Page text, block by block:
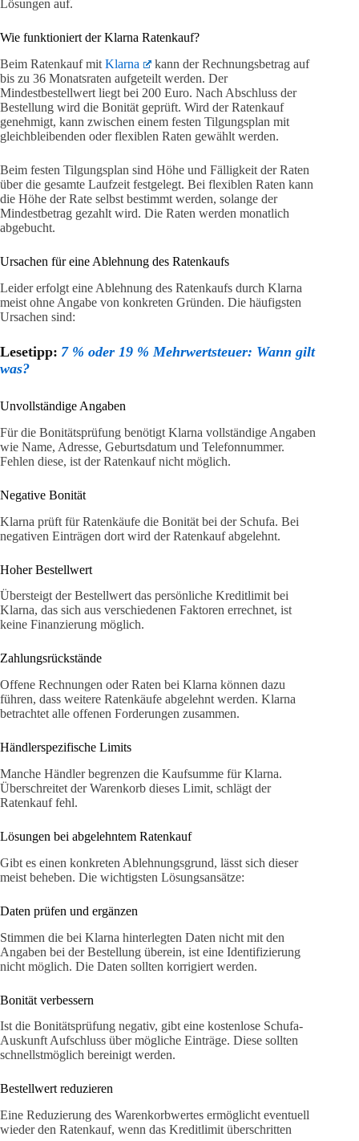
Lösungen auf.
Wie funktioniert der Klarna Ratenkauf?
Beim Ratenkauf mit Klarna
kann der Rechnungsbetrag auf
bis zu 36 Monatsraten aufgeteilt werden. Der
Mindestbestellwert liegt bei 200 Euro. Nach Abschluss der
Bestellung wird die Bonität geprüft. Wird der Ratenkauf
genehmigt, kann zwischen einem festen Tilgungsplan mit
gleichbleibenden oder flexiblen Raten gewählt werden.
Beim festen Tilgungsplan sind Höhe und Fälligkeit der Raten
über die gesamte Laufzeit festgelegt. Bei flexiblen Raten kann
die Höhe der Rate selbst bestimmt werden, solange der
Mindestbetrag gezahlt wird. Die Raten werden monatlich
abgebucht.
Ursachen für eine Ablehnung des Ratenkaufs
Leider erfolgt eine Ablehnung des Ratenkaufs durch Klarna
meist ohne Angabe von konkreten Gründen. Die häufigsten
Ursachen sind:
Lesetipp: 7 % oder 19 % Mehrwertsteuer: Wann gilt
was?
Unvollständige Angaben
Für die Bonitätsprüfung benötigt Klarna vollständige Angaben
wie Name, Adresse, Geburtsdatum und Telefonnummer.
Fehlen diese, ist der Ratenkauf nicht möglich.
Negative Bonität
Klarna prüft für Ratenkäufe die Bonität bei der Schufa. Bei
negativen Einträgen dort wird der Ratenkauf abgelehnt.
Hoher Bestellwert
Übersteigt der Bestellwert das persönliche Kreditlimit bei
Klarna, das sich aus verschiedenen Faktoren errechnet, ist
keine Finanzierung möglich.
Zahlungsrückstände
Offene Rechnungen oder Raten bei Klarna können dazu
führen, dass weitere Ratenkäufe abgelehnt werden. Klarna
betrachtet alle offenen Forderungen zusammen.
Händlerspezifische Limits
Manche Händler begrenzen die Kaufsumme für Klarna.
Überschreitet der Warenkorb dieses Limit, schlägt der
Ratenkauf fehl.
Lösungen bei abgelehntem Ratenkauf
Gibt es einen konkreten Ablehnungsgrund, lässt sich dieser
meist beheben. Die wichtigsten Lösungsansätze:
Daten prüfen und ergänzen
Stimmen die bei Klarna hinterlegten Daten nicht mit den
Angaben bei der Bestellung überein, ist eine Identifizierung
nicht möglich. Die Daten sollten korrigiert werden.
Bonität verbessern
Ist die Bonitätsprüfung negativ, gibt eine kostenlose Schufa-
Auskunft Aufschluss über mögliche Einträge. Diese sollten
schnellstmöglich bereinigt werden.
Bestellwert reduzieren
Eine Reduzierung des Warenkorbwertes ermöglicht eventuell
wieder den Ratenkauf, wenn das Kreditlimit überschritten